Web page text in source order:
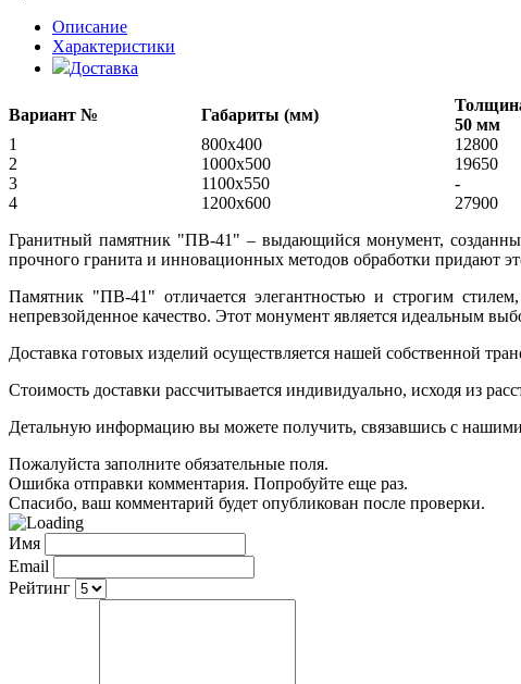
Описание
Характеристики
Доставка
Вариант № Габариты (мм)
50 мм
1
800x400 12800
2
1000х500 19650
3
1100х550 -
4
1200х600 27900
Гранитный памятник "ПВ-41" – выдающийся монумент,
прочного гранита и инновационных методов обработки придают
Памятник "ПВ-41" отличается элегантностью и строгим
непревзойденное качество. Этот монумент является идеальным
Доставка готовых изделий осуществляется нашей собственной
Стоимость доставки рассчитывается индивидуально, исходя из
Детальную информацию вы можете получить, связавшись с нашими
Пожалуйста заполните обязательные поля.
Ошибка отправки комментария. Попробуйте еще раз.
Спасибо, ваш комментарий будет опубликован после проверки.
Имя
Email
Рейтинг